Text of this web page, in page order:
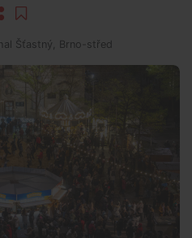
Šťastný, Brno-střed